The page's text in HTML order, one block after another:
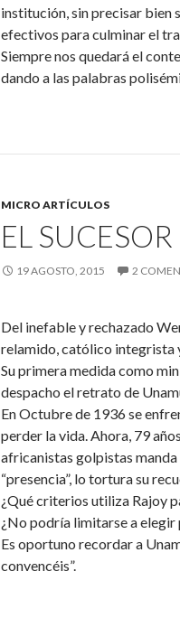
institución, sin precisar bien
efectivos para culminar el
Siempre nos quedará el
dando a las palabras
MICRO ARTÍCULOS
EL SUCESOR
19 AGOSTO, 2015 2
Del inefable y rechazado
relamido, católico integrista
Su primera medida como
despacho el retrato de
En Octubre de 1936 se
perder la vida. Ahora, 79
africanistas golpistas
“presencia”, lo tortura su
¿Qué criterios utiliza Rajoy
¿No podría limitarse a elegir
Es oportuno recordar a
convencéis”.